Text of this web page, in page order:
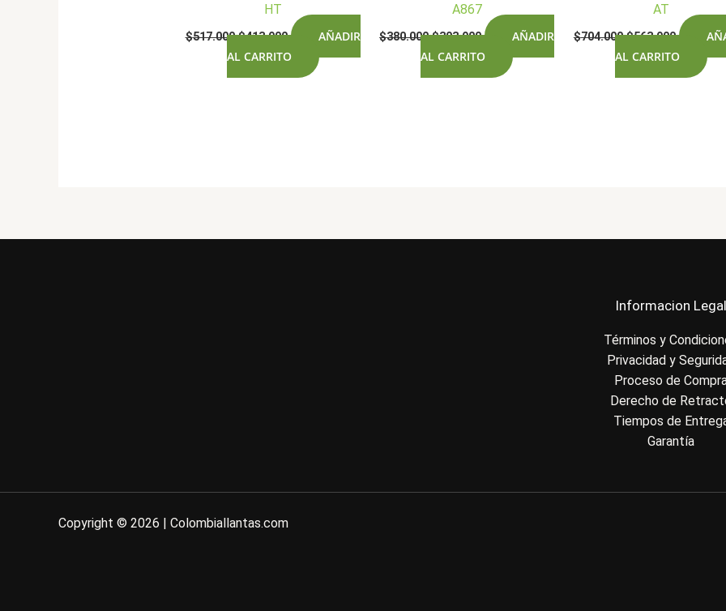
HT
$517.000El
original
era:
$413.900El
actual
es:
AÑADIR
AL CARRITO
A867
$380.000El
original
era:
$303.900El
actual
es:
AÑADIR
AL CARRITO
AT
$704.000El
original
era:
$563.900El
actual
es:
AL CARRITO
Informacion Legal
Términos y
Privacidad y
Proceso de
Derecho de
Tiempos de
Garantía
Copyright © 2026 | Colombiallantas.com